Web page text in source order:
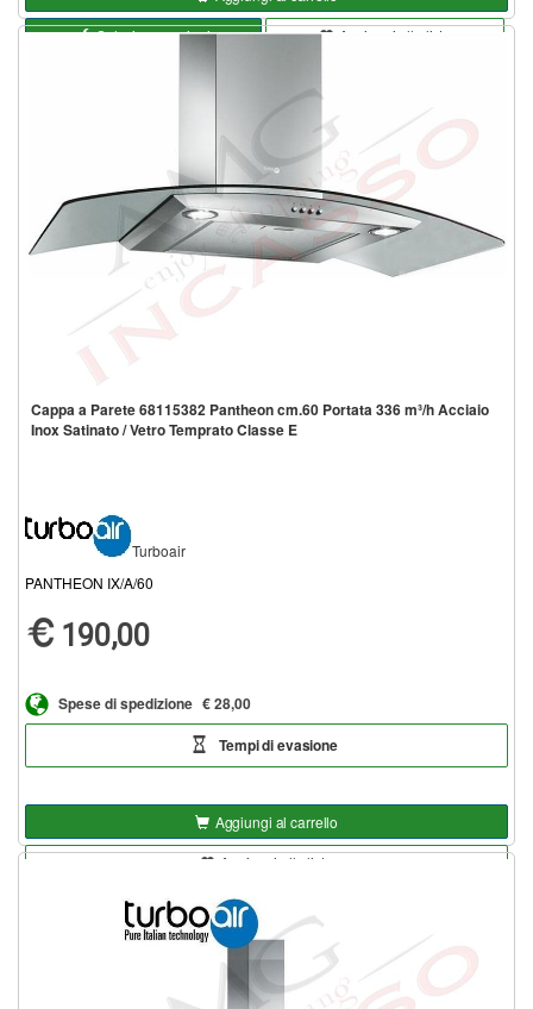
Seleziona opzioni
Aggiungi alla lista
Cappa a Parete 68115382 Pantheon cm.60 Portata 336 m³/h Acciaio
Inox Satinato / Vetro Temprato Classe E
Turboair
PANTHEON IX/A/60
190,00
Spese di spedizione € 28,00
Tempi di evasione
Aggiungi al carrello
Aggiungi alla lista